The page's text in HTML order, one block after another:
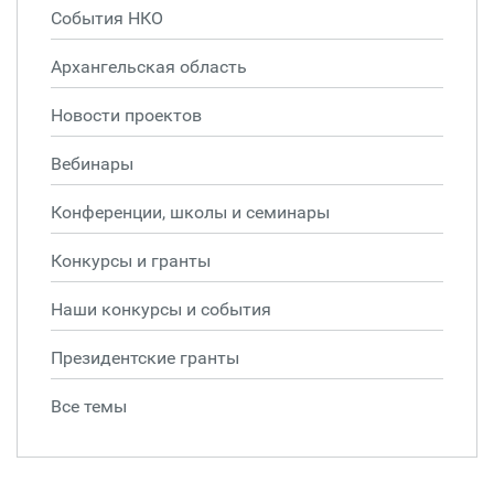
События НКО
Архангельская область
Новости проектов
Вебинары
Конференции, школы и семинары
Конкурсы и гранты
Наши конкурсы и события
Президентские гранты
Все темы